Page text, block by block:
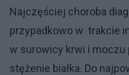
Najczęściej choroba
przypadkowo w trakcie
w surowicy krwi i moczu
stężenie białka. Do